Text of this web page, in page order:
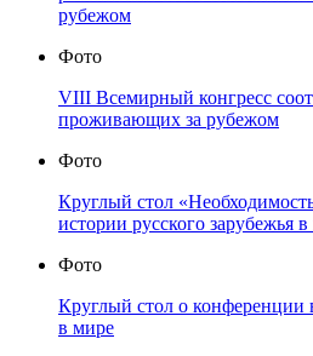
рубежом
Фото
VIII Всемирный конгресс
проживающих за рубежом
Фото
Круглый стол
истории русского зарубежья
Фото
Круглый стол о
в мире